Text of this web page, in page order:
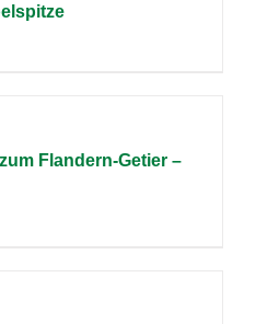
Flandern-Getier –